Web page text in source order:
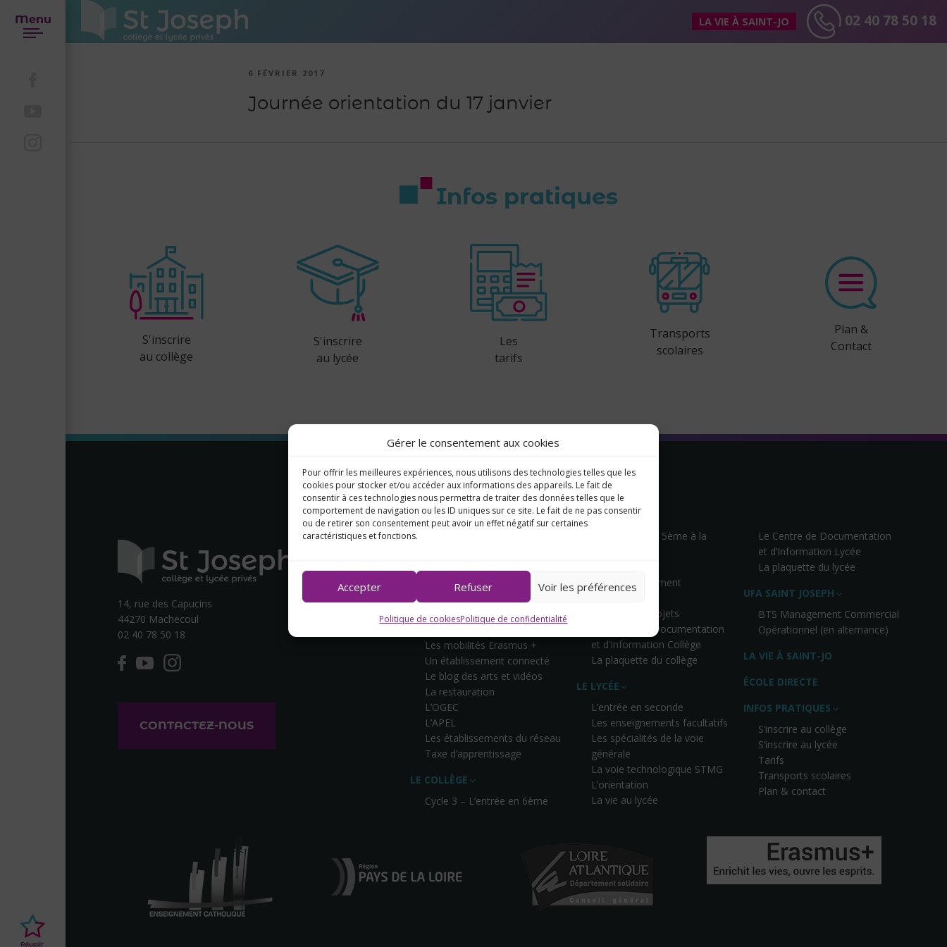
Gérer le consentement aux cookies
Pour offrir les meilleures expériences, nous utilisons des technologies telles que les
cookies pour stocker et/ou accéder aux informations des appareils. Le fait de
consentir à ces technologies nous permettra de traiter des données telles que le
comportement de navigation ou les ID uniques sur ce site. Le fait de ne pas consentir
ou de retirer son consentement peut avoir un effet négatif sur certaines
caractéristiques et fonctions.
Accepter Refuser Voir les préférences
Politique de cookiesPolitique de confidentialité
Menu LA VIE À SAINT-JO 02 40 78 50 18
6 FÉVRIER 2017
Journée orientation du 17 janvier
Infos pratiques
S'inscrire
au collège
S'inscrire
au lycée
Les
tarifs
Transports
scolaires
Plan &
Contact
14, rue des Capucins
44270 Machecoul
02 40 78 50 18
CONTACTEZ-NOUS
Le projet éducatif
Quelques chiffres
La pastorale
Les mobilités Erasmus +
Un établissement connecté
Le blog des arts et vidéos
La restauration
L’OGEC
L’APEL
Les établissements du réseau
Taxe d’apprentissage
LE COLLÈGE
Cycle 3 – L’entrée en 6ème
Cycle 4 – De la 5ème à la
L’accompagnement
Parcours et projets
Le Centre de Documentation
et d’Information Collège
La plaquette du collège
LE LYCÉE
L’entrée en seconde
Les enseignements facultatifs
Les spécialités de la voie
générale
La voie technologique STMG
L’orientation
La vie au lycée
Le Centre de Documentation
et d’Information Lycée
La plaquette du lycée
UFA SAINT JOSEPH
BTS Management Commercial
Opérationnel (en alternance)
LA VIE À SAINT-JO
ÉCOLE DIRECTE
INFOS PRATIQUES
S’inscrire au collège
S’inscrire au lycée
Tarifs
Transports scolaires
Plan & contact